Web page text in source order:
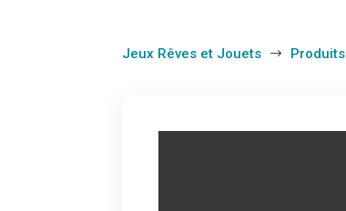
Jeux Rêves et Jouets $ Produits